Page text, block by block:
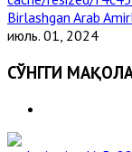
Birlashgan Arab
июль. 01, 2024
СЎНГГИ